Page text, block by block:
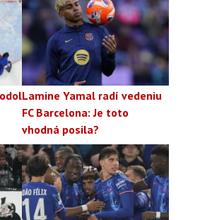
Lamine Yamal radí vedeniu
FC Barcelona: Je toto
vhodná posila?